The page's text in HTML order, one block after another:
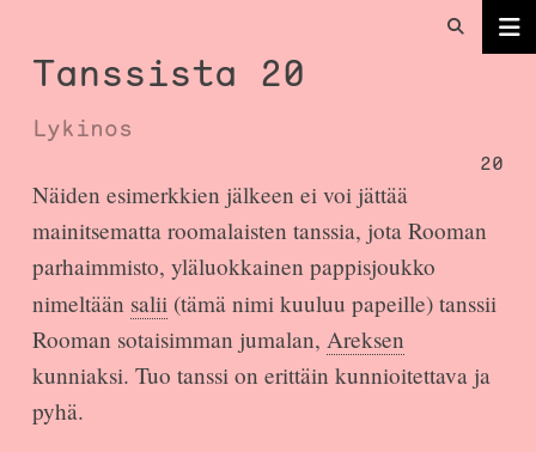
Tanssista 20
Lykinos
20
Näiden esimerkkien jälkeen ei voi jättää
mainitsematta roomalaisten tanssia, jota Rooman
parhaimmisto, yläluokkainen pappisjoukko
nimeltään salii(tämä nimi kuuluu papeille) tanssii
Rooman sotaisimman jumalan, Areksen
kunniaksi. Tuo tanssi on erittäin kunnioitettava ja
pyhä.